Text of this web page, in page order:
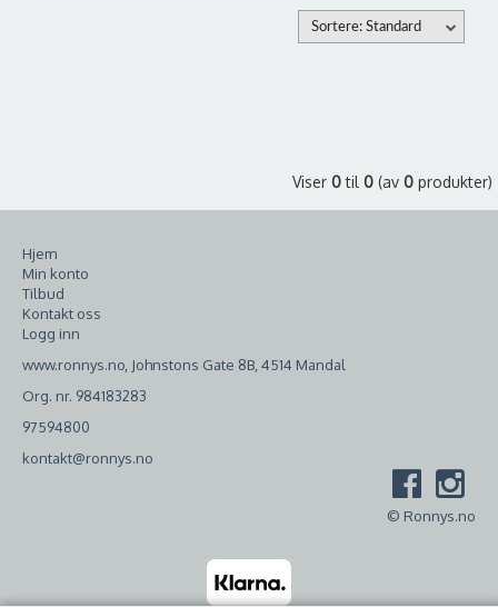
Sortere: Standard
Viser 0til 0 (av 0 produkter)
Hjem
Min konto
Tilbud
Kontakt oss
Logg inn
www.ronnys.no, Johnstons Gate 8B, 4514 Mandal
Org. nr. 984183283
97594800
kontakt@ronnys.no
© Ronnys.no